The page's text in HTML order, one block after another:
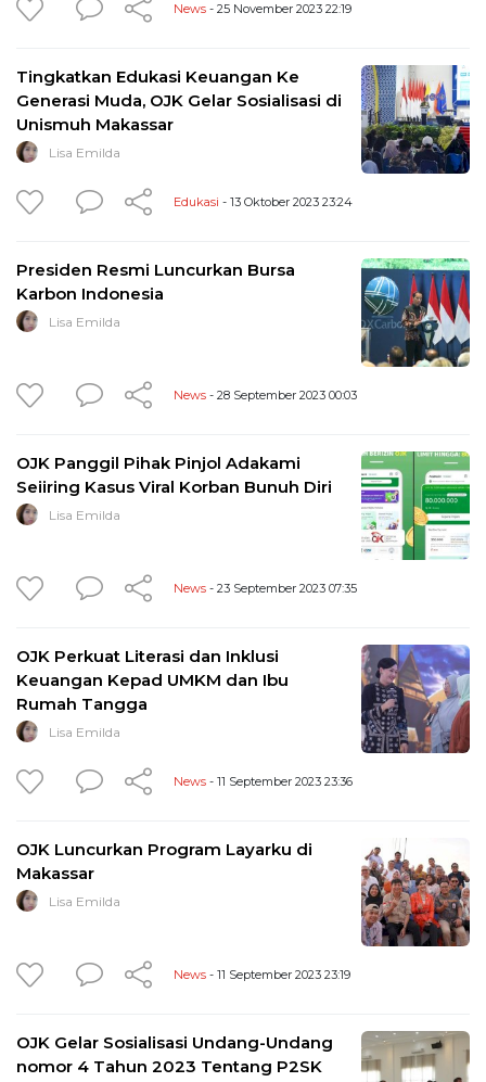
News - 25 November 2023 22:19
Tingkatkan Edukasi Keuangan Ke
Generasi Muda, OJK Gelar Sosialisasi di
Unismuh Makassar
Lisa Emilda
Edukasi - 13 Oktober 2023 23:24
Presiden Resmi Luncurkan Bursa
Karbon Indonesia
Lisa Emilda
News - 28 September 2023 00:03
OJK Panggil Pihak Pinjol Adakami
Seiiring Kasus Viral Korban Bunuh Diri
Lisa Emilda
News - 23 September 2023 07:35
OJK Perkuat Literasi dan Inklusi
Keuangan Kepad UMKM dan Ibu
Rumah Tangga
Lisa Emilda
News - 11 September 2023 23:36
OJK Luncurkan Program Layarku di
Makassar
Lisa Emilda
News - 11 September 2023 23:19
OJK Gelar Sosialisasi Undang-Undang
nomor 4 Tahun 2023 Tentang P2SK